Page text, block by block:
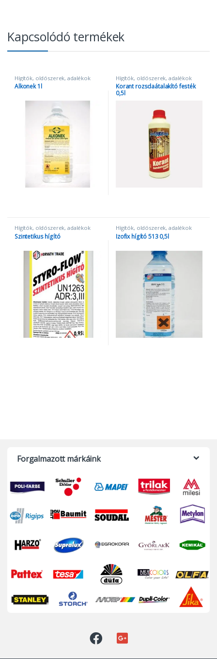
Kapcsolódó termékek
Hígítók, oldószerek, adalékok
Alkonek 1l
Hígítók, oldószerek, adalékok
Korant rozsdaátalakító festék
0,5l
Hígítók, oldószerek, adalékok
Szintetikus hígító
Hígítók, oldószerek, adalékok
Izofix hígító 513 0,5l
Forgalmazott márkáink